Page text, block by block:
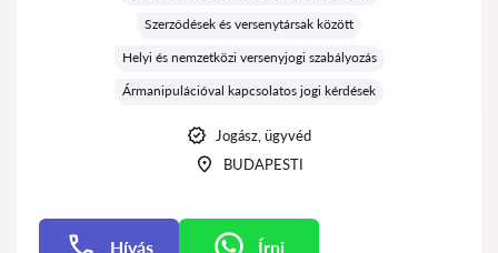
Szerződések és versenytársak között
Helyi és nemzetközi versenyjogi szabályozás
Ármanipulációval kapcsolatos jogi kérdések
Jogász, ügyvéd
BUDAPESTI
Hívás Írni